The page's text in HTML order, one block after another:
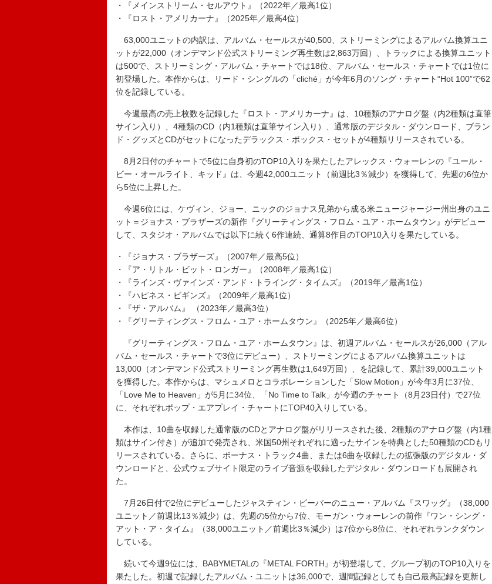
・『メインストリーム・セルアウト』（2022年／最高1位）
・『ロスト・アメリカーナ』（2025年／最高4位）
63,000ユニットの内訳は、アルバム・セールスが40,500、ストリーミングによるアルバム換算ユニ
ットが22,000（オンデマンド公式ストリーミング再生数は2,863万回）、トラックによる換算ユニット
は500で、ストリーミング・アルバム・チャートでは18位、アルバム・セールス・チャートでは1位に
初登場した。本作からは、リード・シングルの「cliché」が今年6月のソング・チャート“Hot 100”で62
位を記録している。
今週最高の売上枚数を記録した『ロスト・アメリカーナ』は、10種類のアナログ盤（内2種類は直筆
サイン入り）、4種類のCD（内1種類は直筆サイン入り）、通常版のデジタル・ダウンロード、ブラン
ド・グッズとCDがセットになったデラックス・ボックス・セットが4種類リリースされている。
8月2日付のチャートで5位に自身初のTOP10入りを果たしたアレックス・ウォーレンの『ユール・
ビー・オールライト、キッド』は、今週42,000ユニット（前週比3％減少）を獲得して、先週の6位か
ら5位に上昇した。
今週6位には、ケヴィン、ジョー、ニックのジョナス兄弟から成る米ニュージャージー州出身のユニ
ット＝ジョナス・ブラザーズの新作『グリーティングス・フロム・ユア・ホームタウン』がデビュー
して、スタジオ・アルバムでは以下に続く6作連続、通算8作目のTOP10入りを果たしている。
・『ジョナス・ブラザーズ』（2007年／最高5位）
・『ア・リトル・ビット・ロンガー』（2008年／最高1位）
・『ラインズ・ヴァインズ・アンド・トライング・タイムズ』（2019年／最高1位）
・『ハピネス・ビギンズ』（2009年／最高1位）
・『ザ・アルバム』 （2023年／最高3位）
・『グリーティングス・フロム・ユア・ホームタウン』（2025年／最高6位）
『グリーティングス・フロム・ユア・ホームタウン』は、初週アルバム・セールスが26,000（アル
バム・セールス・チャートで3位にデビュー）、ストリーミングによるアルバム換算ユニットは
13,000（オンデマンド公式ストリーミング再生数は1,649万回）、を記録して、累計39,000ユニット
を獲得した。本作からは、マシュメロとコラボレーションした「Slow Motion」が今年3月に37位、
「Love Me to Heaven」が5月に34位、「No Time to Talk」が今週のチャート（8月23日付）で27位
に、それぞれポップ・エアプレイ・チャートにTOP40入りしている。
本作は、10曲を収録した通常版のCDとアナログ盤がリリースされた後、2種類のアナログ盤（内1種
類はサイン付き）が追加で発売され、米国50州それぞれに適ったサインを特典とした50種類のCDもリ
リースされている。さらに、ボーナス・トラック4曲、または6曲を収録したの拡張版のデジタル・ダ
ウンロードと、公式ウェブサイト限定のライブ音源を収録したデジタル・ダウンロードも展開され
た。
7月26日付で2位にデビューしたジャスティン・ビーバーのニュー・アルバム『スワッグ』（38,000
ユニット／前週比13％減少）は、先週の5位から7位、モーガン・ウォーレンの前作『ワン・シング・
アット・ア・タイム』（38,000ユニット／前週比3％減少）は7位から8位に、それぞれランクダウン
している。
続いて今週9位には、BABYMETALの『METAL FORTH』が初登場して、グループ初のTOP10入りを
果たした。初週で記録したアルバム・ユニットは36,000で、週間記録としても自己最高記録を更新し